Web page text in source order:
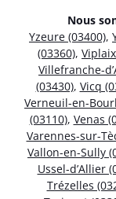
Nous
Yzeure (03400),
(03360),
Villefranche-
(03430), Vicq
Verneuil-en-
(03110), Venas
Varennes-sur-
Vallon-en-Sully
Ussel-d’Allier
Trézelles